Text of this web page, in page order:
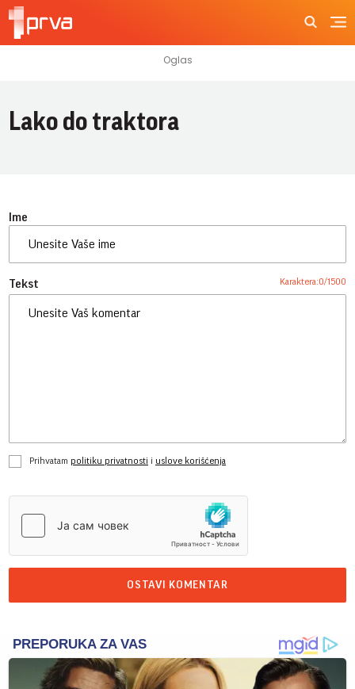
Lako do traktora
Ime
Tekst Karaktera:0/1500
Prihvatam politiku privatnosti i uslove korišćenja
OSTAVI KOMENTAR